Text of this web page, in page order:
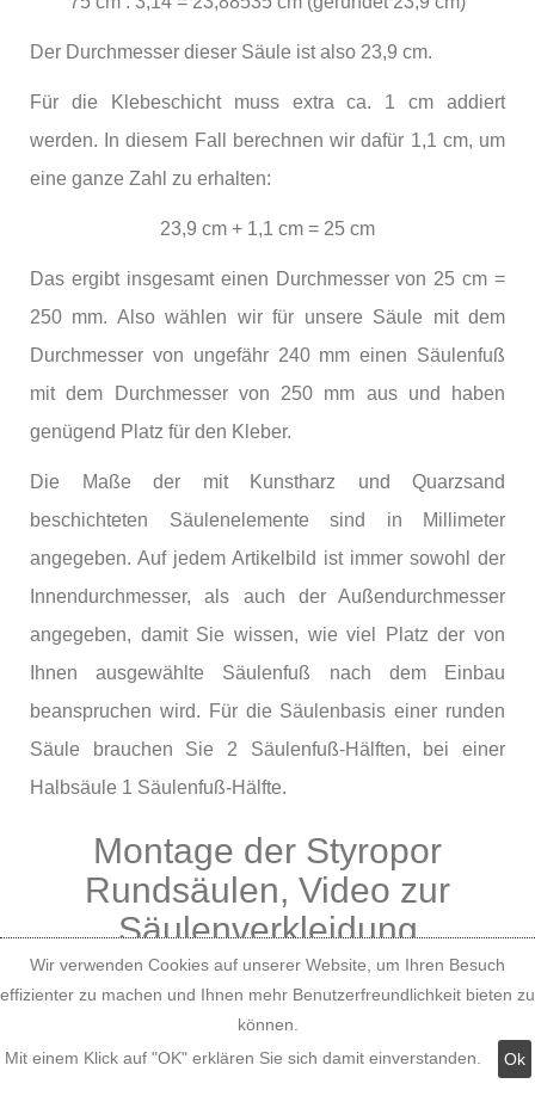
Der Durchmesser dieser Säule ist also 23,9 cm.
Für die Klebeschicht muss extra ca. 1 cm addiert
werden. In diesem Fall berechnen wir dafür 1,1 cm, um
eine ganze Zahl zu erhalten:
23,9 cm + 1,1 cm = 25 cm
Das ergibt insgesamt einen Durchmesser von 25 cm =
250 mm. Also wählen wir für unsere Säule mit dem
Durchmesser von ungefähr 240 mm einen Säulenfuß
mit dem Durchmesser von 250 mm aus und haben
genügend Platz für den Kleber.
Die Maße der mit Kunstharz und Quarzsand
beschichteten Säulenelemente sind in Millimeter
angegeben. Auf jedem Artikelbild ist immer sowohl der
Innendurchmesser, als auch der Außendurchmesser
angegeben, damit Sie wissen, wie viel Platz der von
Ihnen ausgewählte Säulenfuß nach dem Einbau
beanspruchen wird. Für die Säulenbasis einer runden
Säule brauchen Sie 2 Säulenfuß-Hälften, bei einer
Halbsäule 1 Säulenfuß-Hälfte.
Montage der Styropor
Rundsäulen, Video zur
Säulenverkleidung
Wir verwenden Cookies auf unserer Website, um Ihren Besuch
effizienter zu machen und Ihnen mehr Benutzerfreundlichkeit bieten zu
können.
Mit einem Klick auf "OK" erklären Sie sich damit einverstanden.
Ok